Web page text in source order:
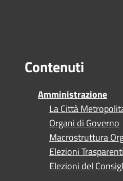
Contenuti
Amministrazione
La Città
Organi di Governo
Macrostruttura
Elezioni Trasparenti
Elezioni del